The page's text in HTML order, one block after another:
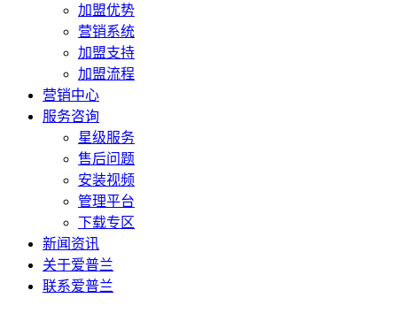
加盟优势
营销系统
加盟支持
加盟流程
营销中心
服务咨询
星级服务
售后问题
安装视频
管理平台
下载专区
新闻资讯
关于爱普兰
联系爱普兰